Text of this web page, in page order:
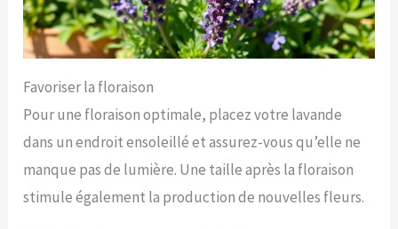
Favoriser la floraison
Pour une floraison optimale, placez votre lavande
dans un endroit ensoleillé et assurez-vous qu’elle ne
manque pas de lumière. Une taille après la floraison
stimule également la production de nouvelles fleurs.